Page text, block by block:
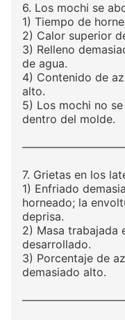
6. Los mochi se
1) Tiempo de
2) Calor superior
3) Relleno
de agua.
4) Contenido de
alto.
5) Los mochi no
dentro del molde.
7. Grietas en los
1) Enfriado
horneado; la
deprisa.
2) Masa trabajada
desarrollado.
3) Porcentaje de
demasiado alto.